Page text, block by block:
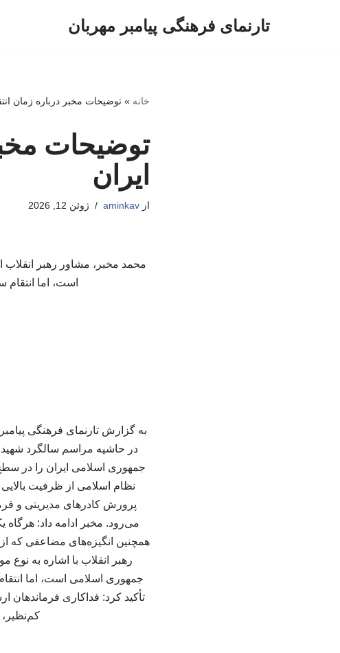
تارنمای فرهنگی پیامبر مهربان
خانه »توضیحات مخبر درباره زمان
توضیحات
ایران
ازaminkav ژوئن 12, 2026
محمد مخبر، مشاور رهبر
است، اما
در حاشیه مراسم سالگرد
جمهوری اسلامی ایران را در
نظام اسلامی از ظرفیت
پرورش کادرهای مدیریتی و
می‌رود. مخبر ادامه داد:
همچنین انگیزه‌های مضاعفی که
رهبر انقلاب با اشاره به
جمهوری اسلامی است، اما
تأکید کرد: فداکاری فرماندهان